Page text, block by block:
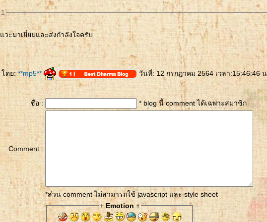
1
วะมาเยี่ยมและส่งกำลังใจครับ
ดย:**mp5** วันที่: 12 กรกฎาคม 2564 เวลา:15:46:46
ชื่อ : * blog นี้ comment ได้เฉพาะสมาชิก
Comment :
*ส่วน comment ไม่สามารถใช้ javascript และ style sheet
+ Emotion+